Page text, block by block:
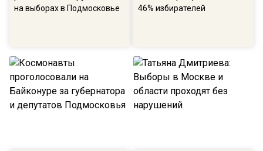
на выборах в Подмосковье
46% избирателей